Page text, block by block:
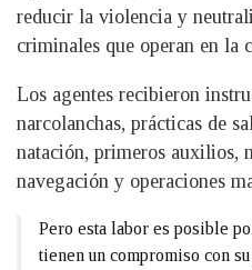
reducir la violencia y
criminales que operan en la
Los agentes recibieron
narcolanchas, prácticas de
natación, primeros auxilios,
navegación y operaciones
Pero esta labor es posible
tienen un compromiso con